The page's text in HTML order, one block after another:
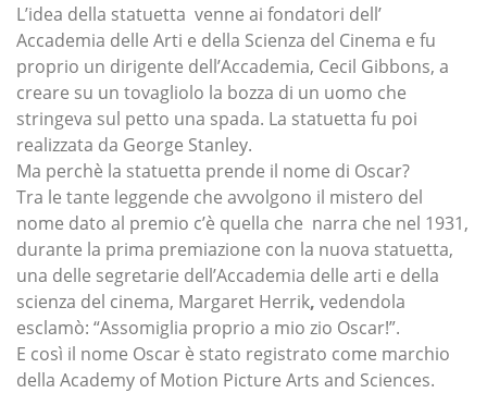
L’idea della statuetta venne ai fondatori dell’
Accademia delle Arti e della Scienza del Cinema e fu
proprio un dirigente dell’Accademia, Cecil Gibbons, a
creare su un tovagliolo la bozza di un uomo che
stringeva sul petto una spada. La statuetta fu poi
realizzata da George Stanley.
Ma perchè la statuetta prende il nome di Oscar?
Tra le tante leggende che avvolgono il mistero del
nome dato al premio c’è quella che narra che nel 1931,
durante la prima premiazione con la nuova statuetta,
una delle segretarie dell’Accademia delle arti e della
scienza del cinema, Margaret Herrik, vedendola
esclamò: “Assomiglia proprio a mio zio Oscar!”.
E così il nome Oscar è stato registrato come marchio
della Academy of Motion Picture Arts and Sciences.